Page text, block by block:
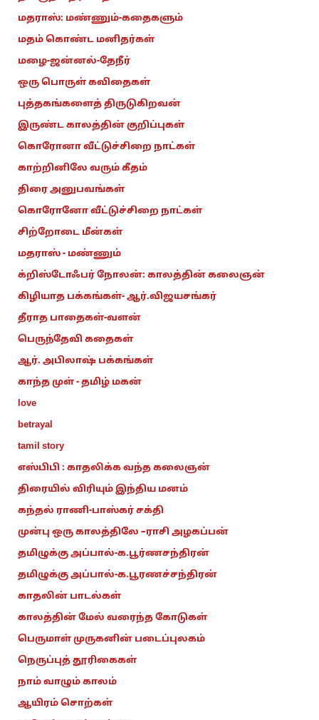
மதராஸ்: மண்ணும்-கதைகளும்
மதம் கொண்ட மனிதர்கள்
மழை-ஜன்னல்-தேநீர்
ஒரு பொருள் கவிதைகள்
புத்தகங்களைத் திருடுகிறவன்
இருண்ட காலத்தின் குறிப்புகள்
கொரோனா வீட்டுச்சிறை நாட்கள்
காற்றினிலே வரும் கீதம்
திரை அனுபவங்கள்
கொரோனோ வீட்டுச்சிறை நாட்கள்
சிற்றோடை மீன்கள்
மதராஸ் - மண்ணும்
க்றிஸ்டோஃபர் நோலன்: காலத்தின் கலைஞன்
கிழியாத பக்கங்கள்- ஆர்.விஜயசங்கர்
தீராத பாதைகள்-வளன்
பெருந்தேவி கதைகள்
ஆர். அபிலாஷ் பக்கங்கள்
காந்த முள் - தமிழ் மகன்
love
betrayal
tamil story
எஸ்பிபி : காதலிக்க வந்த கலைஞன்
திரையில் விரியும் இந்திய மனம்
கந்தல் ராணி-பாஸ்கர் சக்தி
முன்பு ஒரு காலத்திலே –ராசி அழகப்பன்
தமிழுக்கு அப்பால்-க.பூர்ணசந்திரன்
தமிழுக்கு அப்பால்-க.பூரணச்சந்திரன்
காதலின் பாடல்கள்
காலத்தின் மேல் வரைந்த கோடுகள்
பெருமாள் முருகனின் படைப்புலகம்
நெருப்புத் தூரிகைகள்
நாம் வாழும் காலம்
ஆயிரம் சொற்கள்